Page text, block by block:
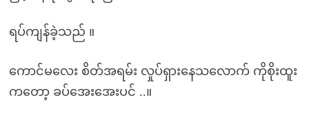
ရပ်ကျန်ခဲ့သည် ။
ကောင်မလေး စိတ်အရမ်း လှုပ်ရှားနေသလောက် ကိုစိုးထူး
ကတော့ ခပ်အေးအေးပင် ..။